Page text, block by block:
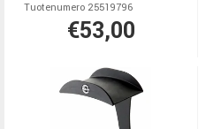
Tuotenumero 25519796
€53,00